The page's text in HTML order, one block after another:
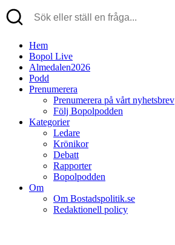
Hem
Bopol Live
Almedalen2026
Podd
Prenumerera
Prenumerera på vårt nyhetsbrev
Följ Bopolpodden
Kategorier
Ledare
Krönikor
Debatt
Rapporter
Bopolpodden
Om
Om Bostadspolitik.se
Redaktionell policy